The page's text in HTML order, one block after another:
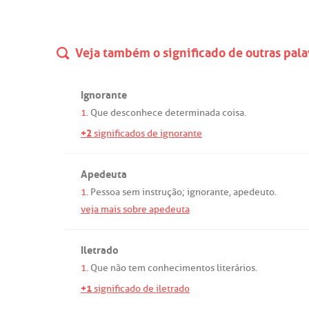
Veja também o significado de outras
Ignorante
1. Que desconhece determinadacoisa.
+2significados de ignorante
Apedeuta
1. Pessoasem instrução; ignorante,apedeuto.
veja mais sobre apedeuta
Iletrado
1. Que nãotem conhecimentos literários.
+1significado de iletrado